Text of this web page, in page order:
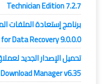
Technician Edition 7.2.7
for Data Recovery 9.0.0.0
Download Manager v6.35 مفعل